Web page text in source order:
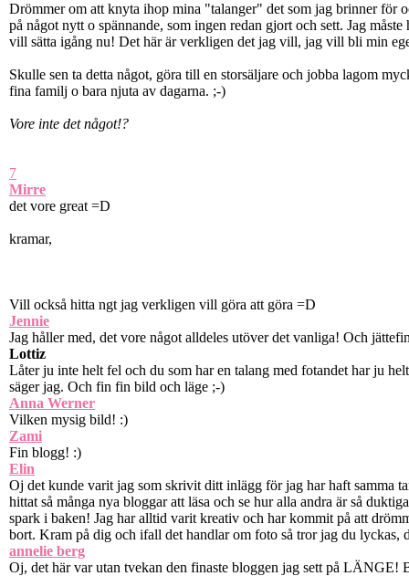
Drömmer om att knyta ihop mina "talanger" det som jag brinner för
på något nytt o spännande, som ingen redan gjort och sett. Jag
vill sätta igång nu! Det här är verkligen det jag vill, jag vill bli min
Skulle sen ta detta något, göra till en storsäljare och jobba lagom
fina familj o bara njuta av dagarna. ;-)
Vore inte det något!?
7
Mirre
det vore great =D
kramar,
Vill också hitta ngt jag verkligen vill göra att göra =D
Jennie
Jag håller med, det vore något alldeles utöver det vanliga! Och
Lottiz
Låter ju inte helt fel och du som har en talang med fotandet har ju
säger jag. Och fin fin bild och läge ;-)
Anna Werner
Vilken mysig bild! :)
Zami
Fin blogg! :)
Elin
Oj det kunde varit jag som skrivit ditt inlägg för jag har haft samma
hittat så många nya bloggar att läsa och se hur alla andra är så
spark i baken! Jag har alltid varit kreativ och har kommit på att
bort. Kram på dig och ifall det handlar om foto så tror jag du lyckas,
annelie berg
Oj, det här var utan tvekan den finaste bloggen jag sett på